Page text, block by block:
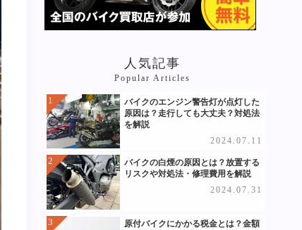
人気記事
Popular Articles
バイクのエンジン警告灯が点灯した
原因は？走行しても大丈夫？対処法
を解説
2024.07.11
バイクの白煙の原因とは？放置する
リスクや対処法・修理費用を解説
2024.07.31
原付バイクにかかる税金とは？金額